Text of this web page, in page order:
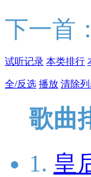
下一首
试听记录 本类排行
全/反选 播放 清除
歌曲
1. 皇